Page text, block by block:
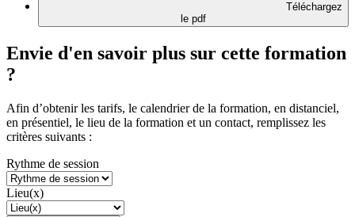
Téléchargez
le pdf
Envie d'en savoir plus sur cette formation
?
Afin d’obtenir les tarifs, le calendrier de la formation, en distanciel,
en présentiel, le lieu de la formation et un contact, remplissez les
critères suivants :
Rythme de session
Lieu(x)